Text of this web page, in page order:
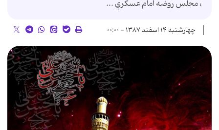
، مجلس روضه امام عسكري ...
چهارشنبه ۱۴ اسفند ۱۳۸۷ - ۰۰:۰۰